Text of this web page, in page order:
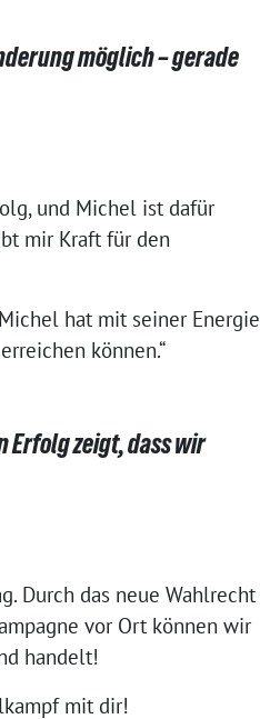
möglich – gerade
und Michel ist dafür
mir Kraft für den
hat mit seiner Energie
können.“
Erfolg zeigt, dass wir
Durch das neue Wahlrecht
vor Ort können wir
handelt!
mit dir!